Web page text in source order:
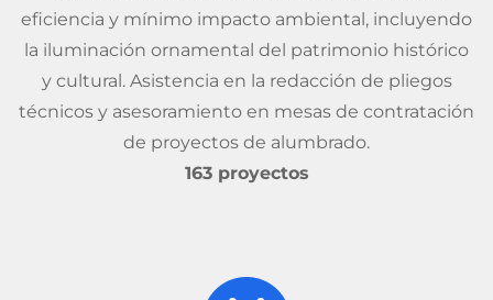
eficiencia y mínimo impacto ambiental, incluyendo
la iluminación ornamental del patrimonio histórico
y cultural. Asistencia en la redacción de pliegos
técnicos y asesoramiento en mesas de contratación
de proyectos de alumbrado.
163 proyectos